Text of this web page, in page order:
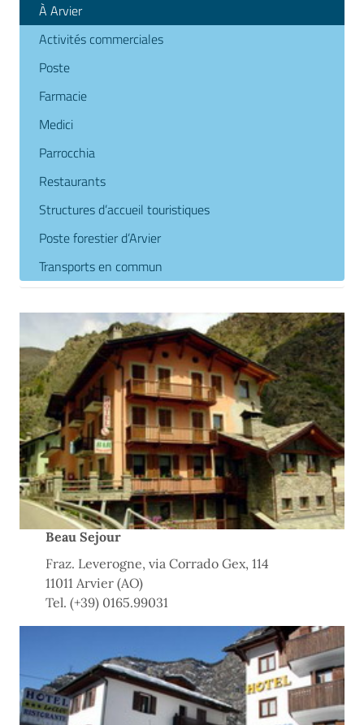
À Arvier
Activités commerciales
Poste
Farmacie
Medici
Parrocchia
Restaurants
Structures d’accueil touristiques
Poste forestier d’Arvier
Transports en commun
Beau Sejour
Fraz. Leverogne, via Corrado Gex, 114
11011 Arvier (AO)
Tel. (+39) 0165.99031